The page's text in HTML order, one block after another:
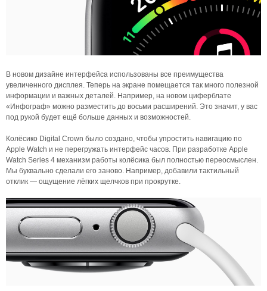
В новом дизайне интерфейса использованы все преимущества
увеличенного дисплея. Теперь на экране помещается так много полезной
информации и важных деталей. Например, на новом циферблате
«Инфограф» можно разместить до восьми расширений. Это значит, у вас
под рукой будет ещё больше данных и возможностей.
Колёсико Digital Crown было создано, чтобы упростить навигацию по
Apple Watch и не перегружать интерфейс часов. При разработке Apple
Watch Series 4 механизм работы колёсика был полностью переосмыслен.
Мы буквально сделали его заново. Например, добавили тактильный
отклик — ощущение лёгких щелчков при прокрутке.